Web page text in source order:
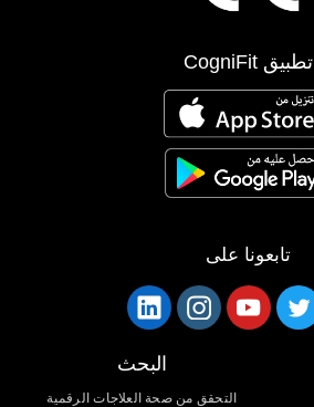
تطبيق CogniFit
تابعونا على
البحث
التحقق من صحة العلاجات الرقمية